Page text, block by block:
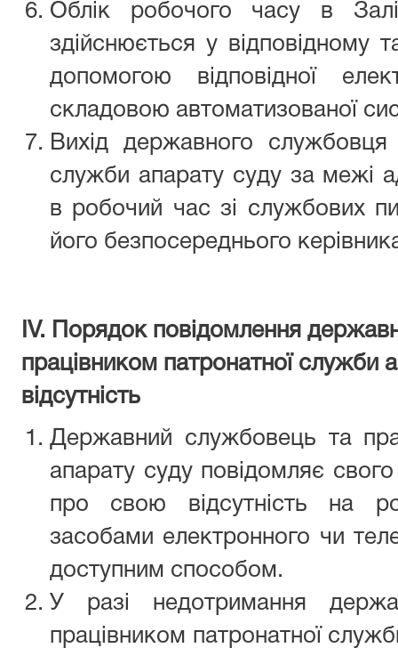
Облік робочого часу в
здійснюється у відповідному
допомогою відповідної
складовою автоматизованої
Вихід державного службовця
служби апарату суду за межі
в робочий час зі службових
його безпосереднього
ІV. Порядок повідомлення
працівником патронатної служби
відсутність
Державний службовець та
апарату суду повідомляє
про свою відсутність на
засобами електронного чи
доступним способом.
У разі недотримання
працівником патронатної